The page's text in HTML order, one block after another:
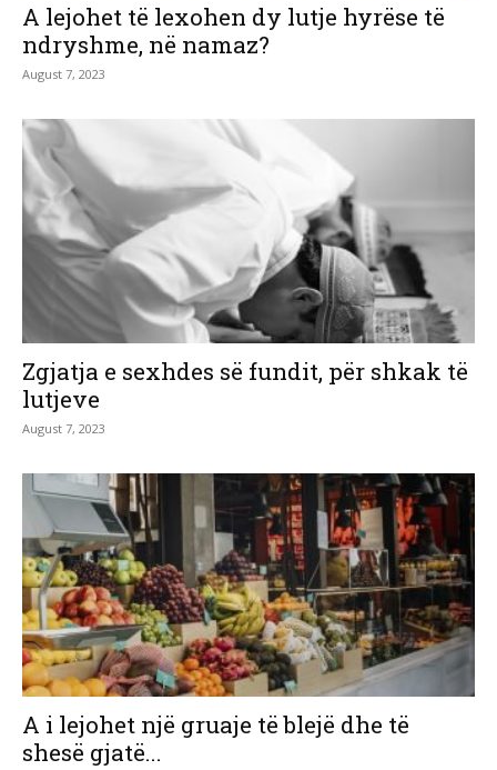
A lejohet të lexohen dy lutje hyrëse të
ndryshme, në namaz?
August 7, 2023
Zgjatja e sexhdes së fundit, për shkak të
lutjeve
August 7, 2023
A i lejohet një gruaje të blejë dhe të
shesë gjatë...